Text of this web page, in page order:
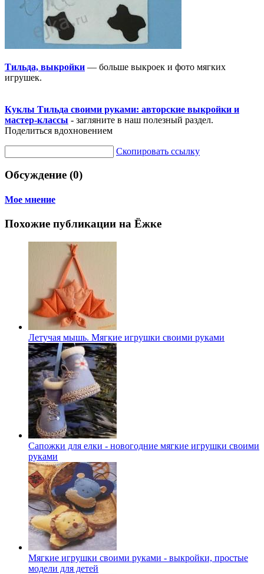
Тильда, выкройки — больше выкроек и фото мягких
игрушек.
Куклы Тильда своими руками: авторские выкройки и
мастер-классы - загляните в наш полезный раздел.
Поделиться вдохновением
Скопировать ссылку
Обсуждение (0)
Мое мнение
Похожие публикации на Ёжке
Летучая мышь. Мягкие игрушки своими руками
Сапожки для елки - новогодние мягкие игрушки своими
руками
Мягкие игрушки своими руками - выкройки, простые
модели для детей